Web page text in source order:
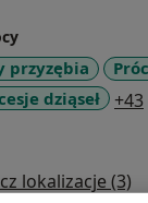
przyzębia
dziąseł +43
lokalizacje (3)